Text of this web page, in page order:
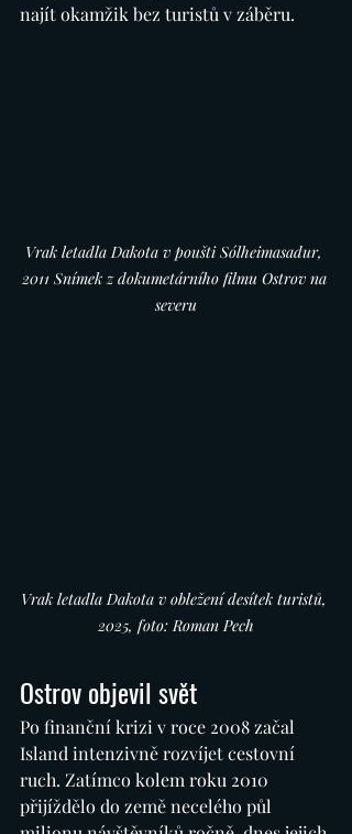
najít okamžik bez turistů v záběru.
Vrak letadla Dakota v poušti Sólheimasadur,
2011 Snímek z dokumetárního filmu Ostrov na
severu
Vrak letadla Dakota v obležení desítek turistů,
2025, foto: Roman Pech
Ostrov objevil svět
Po finanční krizi v roce 2008 začal
Island intenzivně rozvíjet cestovní
ruch. Zatímco kolem roku 2010
přijíždělo do země necelého půl